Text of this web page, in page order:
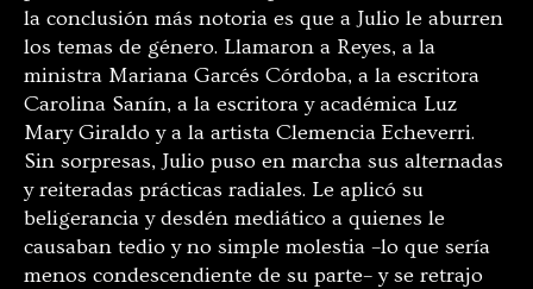
la conclusión más notoria es que a Julio le aburren
los temas de género. Llamaron a Reyes, a la
ministra Mariana Garcés Córdoba, a la escritora
Carolina Sanín, a la escritora y académica Luz
Mary Giraldo y a la artista Clemencia Echeverri.
Sin sorpresas, Julio puso en marcha sus alternadas
y reiteradas prácticas radiales. Le aplicó su
beligerancia y desdén mediático a quienes le
causaban tedio y no simple molestia –lo que sería
menos condescendiente de su parte– y se retrajo